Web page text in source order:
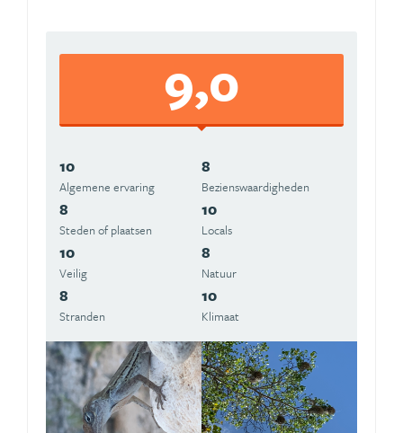
9,0
10
Algemene ervaring
8
Beziens­waardigheden
8
Steden of plaatsen
10
Locals
10
Veilig
8
Natuur
8
Stranden
10
Klimaat